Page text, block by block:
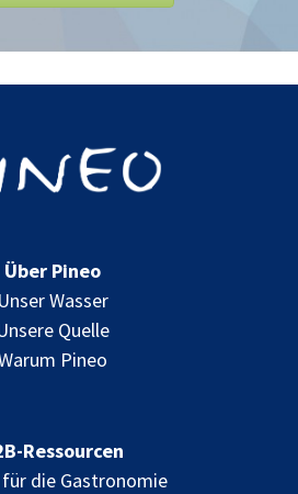
Über Pineo
Unser Wasser
Quelle
Pineo
Ressourcen
für die Gastronomie